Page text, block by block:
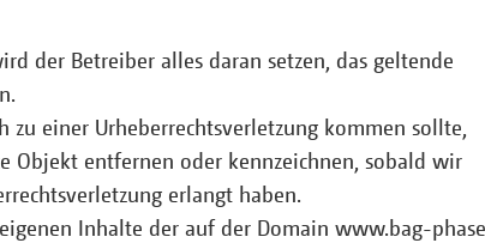
der Betreiber alles daran setzen, das geltende
zu einer Urheberrechtsverletzung kommen sollte,
Objekt entfernen oder kennzeichnen, sobald wir
erlangt haben.
Inhalte der auf der Domain www.bag-